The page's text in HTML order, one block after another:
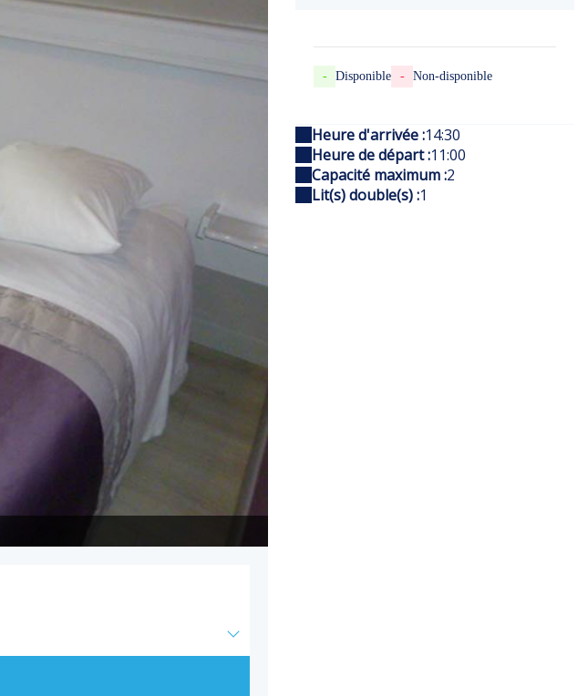
- Disponible - Non-disponible
Heure d'arrivée :14:30
Heure de départ :11:00
Capacité maximum :2
Lit(s) double(s) :1